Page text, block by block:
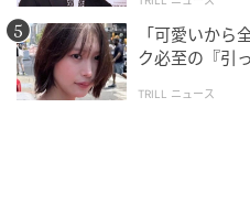
「可愛いから
ク必至の『引
TRILL ニュース